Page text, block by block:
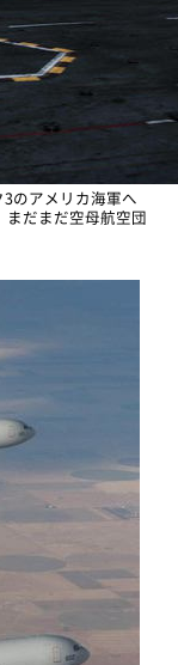
のアメリカ海軍へ
まだまだ空母航空団